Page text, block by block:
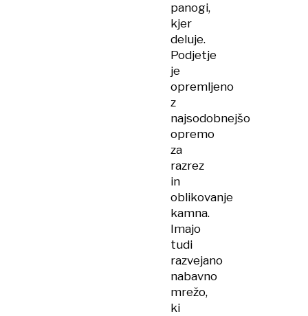
panogi,
kjer
deluje.
Podjetje
je
opremljeno
z
najsodobnejšo
opremo
za
razrez
in
oblikovanje
kamna.
Imajo
tudi
razvejano
nabavno
mrežo,
ki